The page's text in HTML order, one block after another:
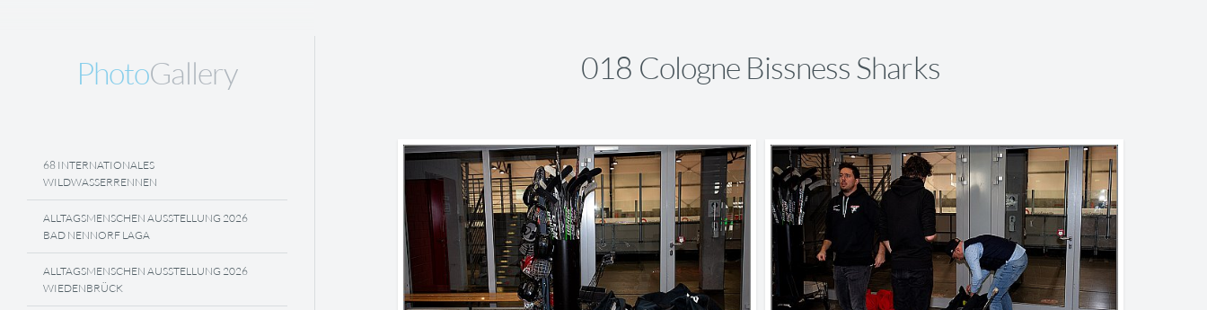
PhotoGallery
68 INTERNATIONALES
WILDWASSERRENNEN
ALLTAGSMENSCHEN AUSSTELLUNG 2026
BAD NENNORF LAGA
ALLTAGSMENSCHEN AUSSTELLUNG 2026
WIEDENBRÜCK
018 Cologne Bissness Sharks